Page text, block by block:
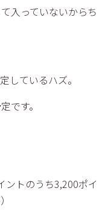
入っていないからち
しているハズ。
です。
ントのうち3,200ポイ